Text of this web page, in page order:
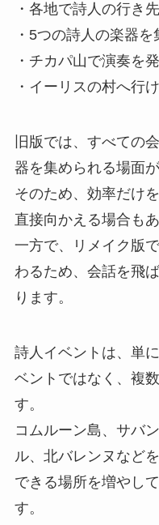
・各地で詩人の行き
・5つの詩人の楽器を
・チカパ山で演奏を
・イーリスの村へ行
旧版では、すべての
器を集められる場面が
そのため、効率だけ
直接向かえる場合もあ
一方で、リメイク版
わるため、会話を飛
ります。
詩人イベントは、単
ベントではなく、複
す。
コムルーン島、サバ
ル、北バレンヌなど
できる場所を増やし
す。